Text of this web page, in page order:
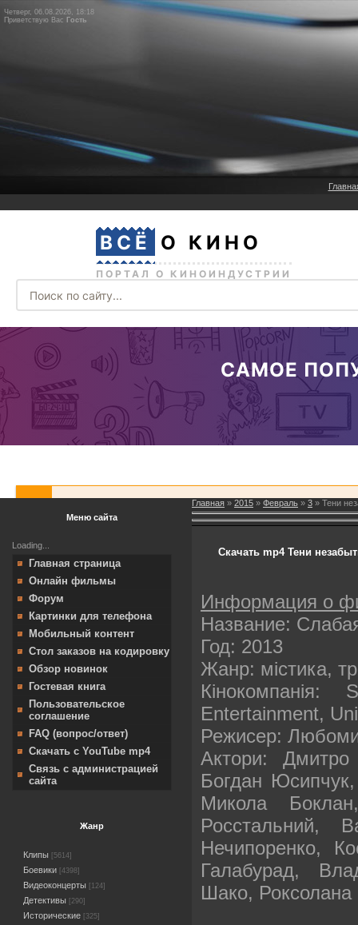
Четверг, 06.08.2026, 18:18
Приветствую Вас Гость
Меню сайта
Loading...
Главная страница
Онлайн фильмы
Форум
Картинки для телефона
Мобильный контент
Стол заказов на кодировку
Обзор новинок
Гостевая книга
Пользовательское
соглашение
FAQ (вопрос/ответ)
Скачать с YouTube mp4
Связь с администрацией
сайта
Жанр
Клипы [5614]
Боевики [4398]
Видеоконцерты [124]
Детективы [290]
Исторические [325]
Главная » 2015 » Февраль » 3 » Тени
Скачать mp4 Тени
Информация о
Название:
Год: 2013
Жанр: містика,
Кінокомпанія:
Entertainment,
Режисер:
Актори:
Богдан
Микола
Росстальний,
Нечипоренко,
Галабурад,
Шако, Роксолана